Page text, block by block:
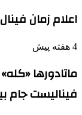
اعلام زمان
4 هفته پیش
ماتادورها
فینالیست